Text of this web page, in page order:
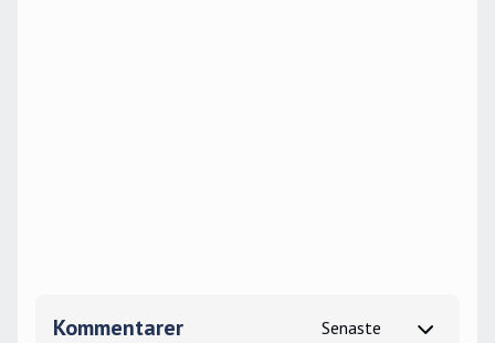
Kommentarer